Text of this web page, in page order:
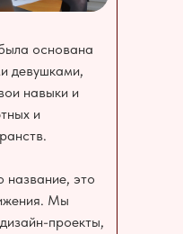
основана
девушками,
навыки и
и
название, это
Мы
проекты,